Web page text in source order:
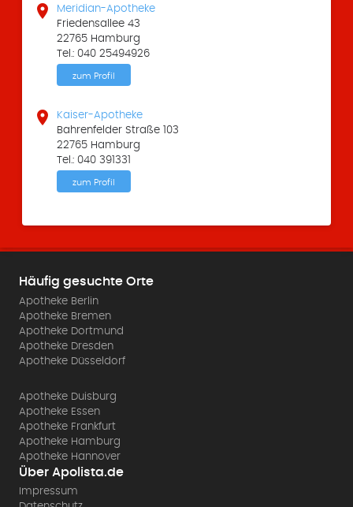

Meridian-Apotheke
Friedensallee 43
22765 Hamburg
Tel.: 040 25494926
zum Profil

Kaiser-Apotheke
Bahrenfelder Straße 103
22765 Hamburg
Tel.: 040 391331
zum Profil
Häufig gesuchte Orte
Apotheke Berlin
Apotheke Bremen
Apotheke Dortmund
Apotheke Dresden
Apotheke Düsseldorf
Apotheke Duisburg
Apotheke Essen
Apotheke Frankfurt
Apotheke Hamburg
Apotheke Hannover
Über Apolista.de
Impressum